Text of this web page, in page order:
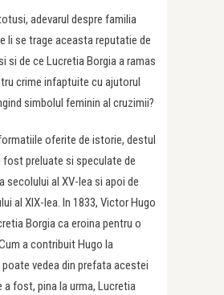
adevarul despre familia
li se trage aceasta reputatie de
si de ce Lucretia Borgia a ramas
crime infaptuite cu ajutorul
simbolul feminin al cruzimii?
oferite de istorie, destul
fost preluate si speculate de
secolului al XV-lea si apoi de
al XIX-lea. In 1833, Victor Hugo
Borgia ca eroina pentru o
a contribuit Hugo la
vedea din prefata acestei
a fost, pina la urma, Lucretia